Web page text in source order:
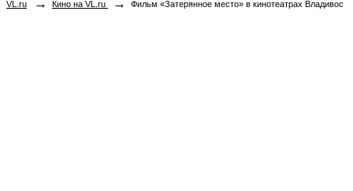
VL.ru → Кино на VL.ru → Фильм «Затерянное место» в кинотеатрах Владивостока. Купить билеты!